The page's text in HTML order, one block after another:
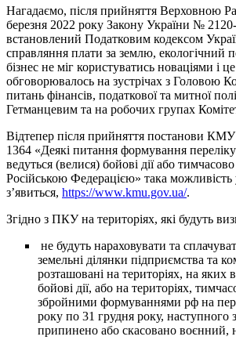
Нагадаємо, після прийняття Верховною
березня 2022 року Закону України №
встановлений Податковим кодексом
справляння плати за землю, екологічний
бізнес не міг користуватись новаціями і
обговорювалось на зустрічах з Головою
питань фінансів, податкової та митної
Гетманцевим та на робочих групах
Відтепер після прийняття постанови
1364 «Деякі питання формування
ведуться (велися) бойові дії або
Російською Федерацією» така можливість
з’явиться, https://www.kmu.gov.ua/.
Згідно з ПКУ на територіях, які будуть
не будуть нараховувати та
земельні ділянки підприємства та
розташовані на територіях, на яких
бойові дії, або на територіях,
збройними формуваннями рф на
року по 31 грудня року, наступного
припинено або скасовано воєнний,